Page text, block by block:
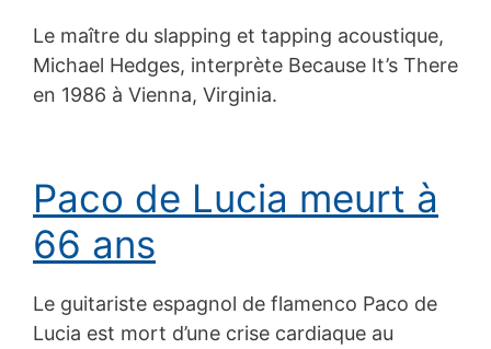
Le maître du slapping et tapping acoustique,
Michael Hedges, interprète Because It’s There
en 1986 à Vienna, Virginia.
Paco de Lucia meurt à
66 ans
Le guitariste espagnol de flamenco Paco de
Lucia est mort d’une crise cardiaque au